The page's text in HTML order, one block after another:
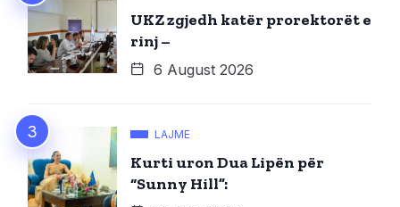
UKZ zgjedh katër prorektorët e
rinj –
6 August 2026
LAJME
Kurti uron Dua Lipën për
“Sunny Hill”: